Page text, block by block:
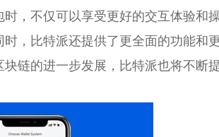
，不仅可以享受更好的交互体验和
，比特派还提供了更全面的功能和
链的进一步发展，比特派也将不断